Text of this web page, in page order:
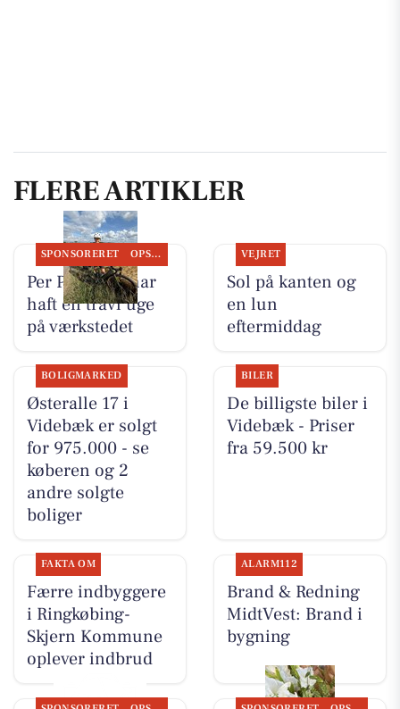
FLERE ARTIKLER
SPONSORERET OPSLAGSTAVLEN
Per P. Cykler har
haft en travl uge
på værkstedet
VEJRET
Sol på kanten og
en lun
eftermiddag
BOLIGMARKED
Østeralle 17 i
Videbæk er solgt
for 975.000 - se
køberen og 2
andre solgte
boliger
BILER
De billigste biler i
Videbæk - Priser
fra 59.500 kr
FAKTA OM
Færre indbyggere
i Ringkøbing-
Skjern Kommune
oplever indbrud
ALARM112
Brand & Redning
MidtVest: Brand i
bygning